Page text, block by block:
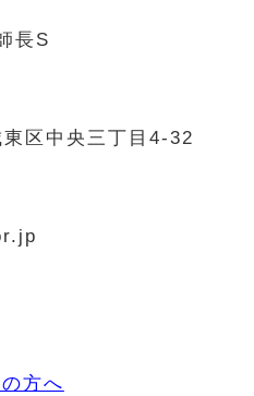
長S
区中央三丁目4-32
方へ